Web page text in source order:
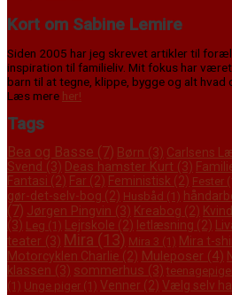
Kort om Sabine Lemire
Siden 2005 har jeg skrevet artikler til
inspiration til familieliv. Mit fokus har
barn til at tegne, klippe, bygge og alt
Læs mere her!
Tags
Bea og Basse (7) Børn (3) Carlsens
Svend (3) Deas hamster Kurt (3)
Fantasi (2) Far (2) Feministisk (2) Fester
gør-det-selv-bog (2) Husbåd (1)
(7) Jørgen Pingvin (3) Kreabog (2)
(3) Leg (1) Lejrskole (2) letlæsning (2)
teater (3) Mira (13) Mira 3 (1) Mira t-
Motorcyklen Charlie (2) Muleposer (4)
klassen (3) sommerhus (3)
(1) Unge piger (1) Venner (2) Vælg selv